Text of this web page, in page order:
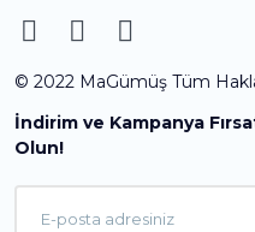
© 2022 MaGümüş Tüm
İndirim ve Kampanya
Olun!